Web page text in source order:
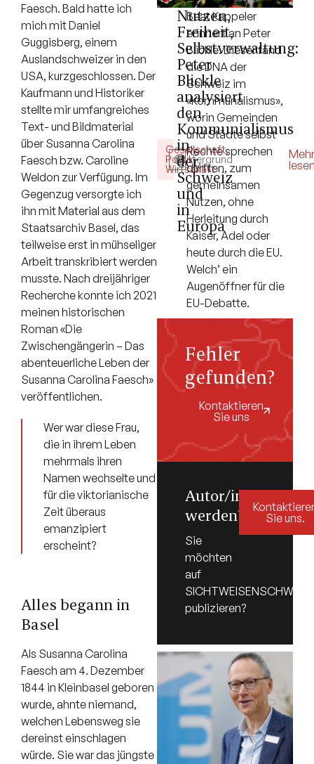
Faesch. Bald hatte ich
mich mit Daniel
Guggisberg, einem
Auslandschweizer in den
USA, kurzgeschlossen. Der
Kaufmann und Historiker
stellte mir umfangreiches
Text- und Bildmaterial
über Susanna Carolina
Faesch bzw. Caroline
Weldon zur Verfügung. Im
Gegenzug versorgte ich
ihn mit Material aus dem
Staatsarchiv Basel, das
teilweise erst in mühseliger
Arbeit transkribiert werden
musste. Nach dreijähriger
Recherche konnte ich 2021
meinen historischen
Roman «Die
Zwischengängerin – Das
abenteuerliche Leben der
Susanna Carolina Faesch»
veröffentlichen.
Wer war diese Frau,
die in ihrem Leben
mehrmals ihren
Namen wechselte und
für die viktorianische
Zeit überaus
emanzipiert
erscheint?
Alles begann in
Basel
Als Susanna Carolina
Faesch am 4. Dezember
1844 in Kleinbasel geboren
wurde, ahnte niemand,
welchen Lebensweg sie
dereinst einschlagen
würde. Sie war das jüngste
Gesellschaft,
Politik,
Wirtschaft
Hintergrund
5
Min.
Nutzen,
Freiheit,
Selbstverwaltung:
Peter
Blickle
analysiert
den
Kommunialismus
in
der
Schweiz
und
in
Europa
Beat Kappeler
erinnert an Peter
Blickle. Dieser fand
die DNA der
Schweiz im
«Kommunalismus»,
worin Gemeinden
und Städte selbst
Rechte sprechen
durften, zum
gemeinsamen
Nutzen, ohne
Herleitung durch
Kaiser, Adel oder
heute durch die EU.
Welch’ ein
Augenöffner für die
EU-Debatte.
Fehler
gefunden?
Kontaktieren
Sie uns
Autor/in
werden?
Sie
möchten
auf
publizieren?
Sie uns.